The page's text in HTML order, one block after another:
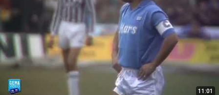
11:01